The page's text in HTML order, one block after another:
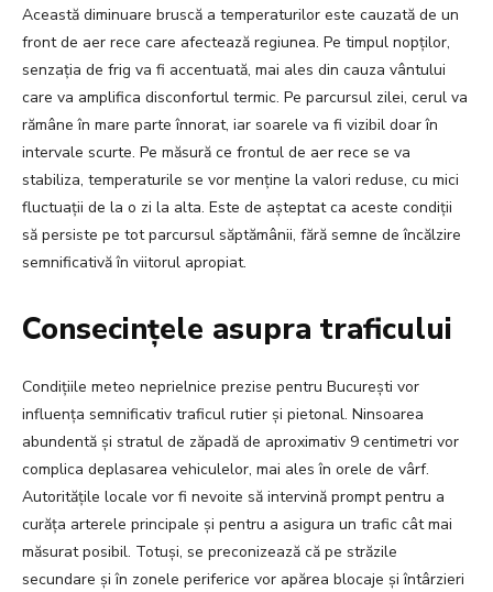
Această diminuare bruscă a temperaturilor este cauzată de un
front de aer rece care afectează regiunea. Pe timpul nopților,
senzația de frig va fi accentuată, mai ales din cauza vântului
care va amplifica disconfortul termic. Pe parcursul zilei, cerul va
rămâne în mare parte înnorat, iar soarele va fi vizibil doar în
intervale scurte. Pe măsură ce frontul de aer rece se va
stabiliza, temperaturile se vor menține la valori reduse, cu mici
fluctuații de la o zi la alta. Este de așteptat ca aceste condiții
să persiste pe tot parcursul săptămânii, fără semne de încălzire
semnificativă în viitorul apropiat.
Consecințele asupra traficului
Condițiile meteo neprielnice prezise pentru București vor
influența semnificativ traficul rutier și pietonal. Ninsoarea
abundentă și stratul de zăpadă de aproximativ 9 centimetri vor
complica deplasarea vehiculelor, mai ales în orele de vârf.
Autoritățile locale vor fi nevoite să intervină prompt pentru a
curăța arterele principale și pentru a asigura un trafic cât mai
măsurat posibil. Totuși, se preconizează că pe străzile
secundare și în zonele periferice vor apărea blocaje și întârzieri